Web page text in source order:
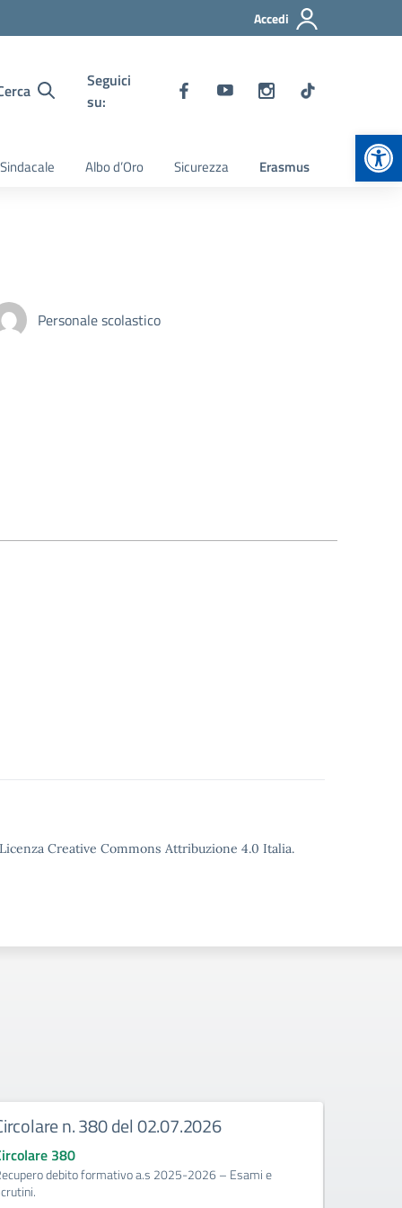
Accedi
Seguici
su:
Albo d’Oro Sicurezza Erasmus
Personale scolastico
Creative Commons Attribuzione 4.0 Italia.
n. 380 del 02.07.2026
380
debito formativo a.s 2025-2026 – Esami e